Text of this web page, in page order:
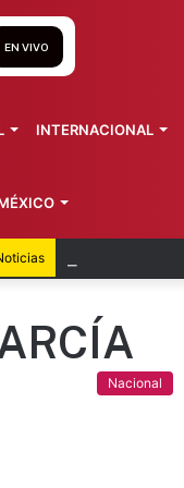
EN VIVO
INTERNACIONAL
Nacional